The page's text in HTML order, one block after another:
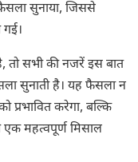
फैसला सुनाया, जिससे
गई।
तो सभी की नजरें इस बात
सुनाती है। यह फैसला न
प्रभावित करेगा, बल्कि
एक महत्वपूर्ण मिसाल